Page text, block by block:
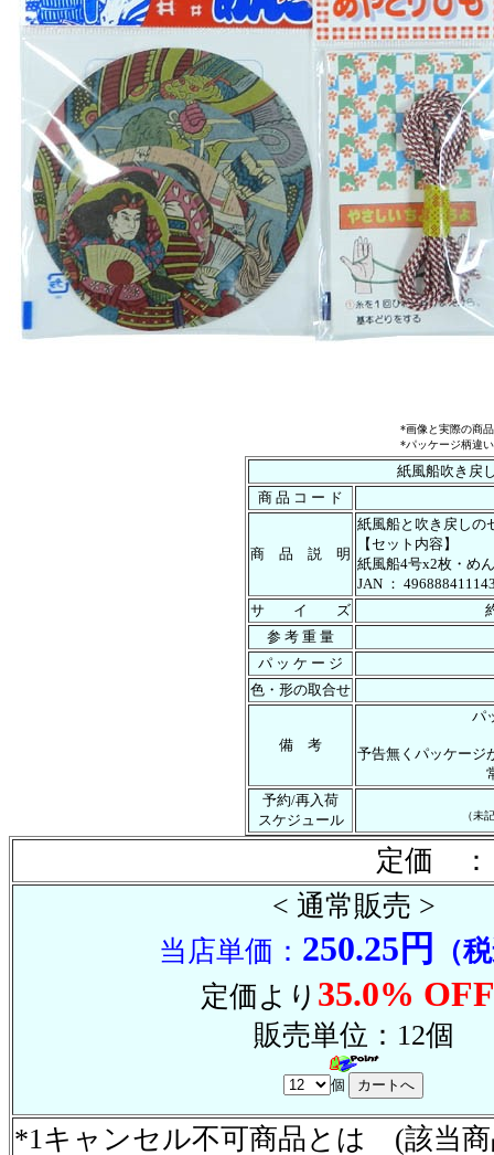
*画像と実際の商
*パッケージ柄違
紙風船吹き戻
商 品 コ ー ド
商 品 説 明
紙風船と吹き戻しの
【セット内容】
紙風船4号x2枚・め
JAN ：
サ イ ズ
参 考 重 量
パ ッ ケ ー ジ
色・形の取合せ
備 考
パ
予告無くパッケージ
予約/再入荷
スケジュール
（未
定価 ：
< 通常販売 >
当店単価： 250.25円
（
定価より 35.0%
販売単位：12個
個
*1キャンセル不可商品とは (該当